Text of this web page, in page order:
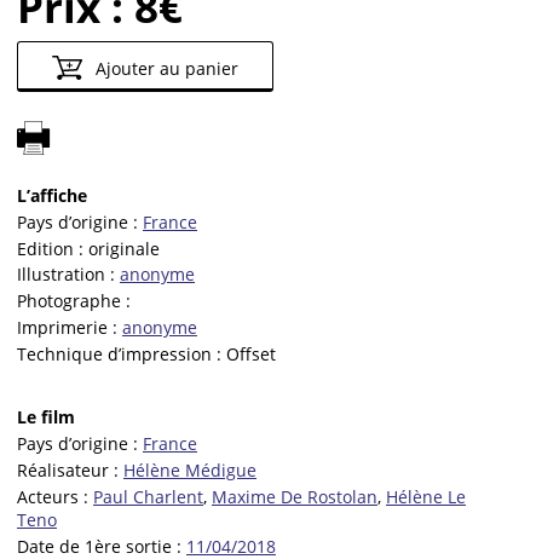
Ajouter au panier
L’affiche
Pays d’origine : France
Edition : originale
Illustration : anonyme
Photographe :
Imprimerie : anonyme
Technique d’impression : Offset
Le film
Pays d’origine : France
Réalisateur : Hélène Médigue
Acteurs : Paul Charlent, Maxime De Rostolan, Hélène Le
Teno
Date de 1ère sortie : 11/04/2018